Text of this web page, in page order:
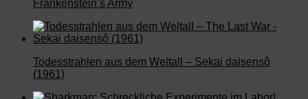
Frankenstein’s Army
Todesstrahlen aus dem Weltall – Sekai daisensô
(1961)